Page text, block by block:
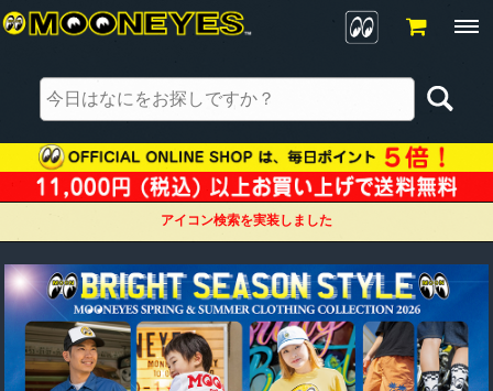
アイコン検索を実装しました